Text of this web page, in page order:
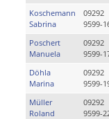
Koschemann
Sabrina
09292
9599-
Poschert
Manuela
09292
9599-
Döhla
Marina
09292
9599-
Müller
Roland
09292
9599-